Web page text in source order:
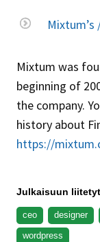
Mixtum’s
Mixtum was
beginning of
the company.
history about
https://
Julkaisuun
ceo designer
wordpress